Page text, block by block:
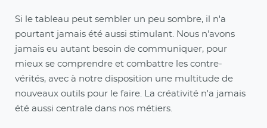
Si le tableau peut sembler un peu sombre, il n'a
pourtant jamais été aussi stimulant. Nous n'avons
jamais eu autant besoin de communiquer, pour
mieux se comprendre et combattre les contre-
vérités, avec à notre disposition une multitude de
nouveaux outils pour le faire. La créativité n'a jamais
été aussi centrale dans nos métiers.